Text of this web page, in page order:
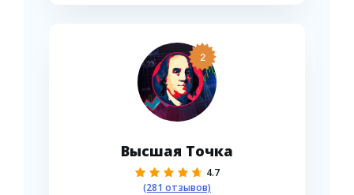
2
Высшая Точка
4.7
(281 отзывов)